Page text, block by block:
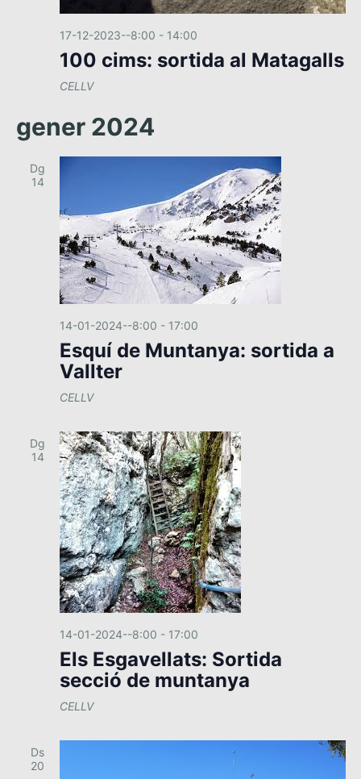
17-12-2023--8:00 - 14:00
100 cims: sortida al Matagalls
CELLV
gener 2024
Dg
14
14-01-2024--8:00 - 17:00
Esquí de Muntanya: sortida a
Vallter
CELLV
Dg
14
14-01-2024--8:00 - 17:00
Els Esgavellats: Sortida
secció de muntanya
CELLV
Ds
20